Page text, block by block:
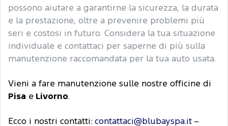
possono aiutare a garantirne la sicurezza, la durata
e la prestazione, oltre a prevenire problemi più
seri e costosi in futuro. Considera la tua situazione
individuale e contattaci per saperne di più sulla
manutenzione raccomandata per la tua auto usata.
Vieni a fare manutenzione sulle nostre officine di
Pisa e Livorno.
Ecco i nostri contatti: contattaci@blubayspa.it –